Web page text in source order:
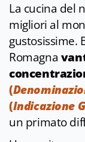
La cucina del
migliori al
gustosissime.
Romagna
(
(Indicazione
un primato